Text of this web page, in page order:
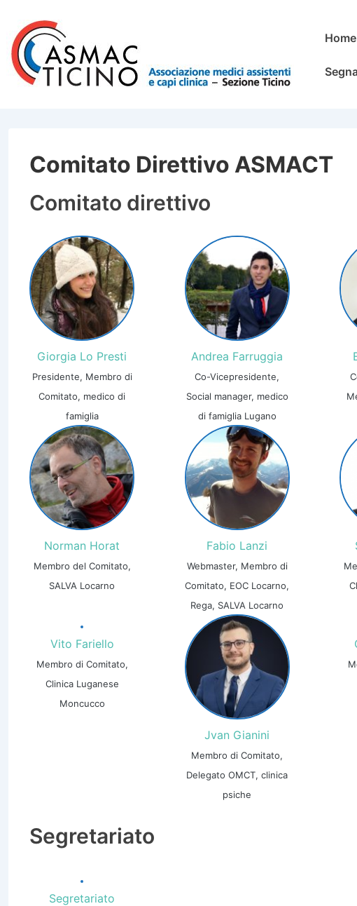
contenuto
principale
MenuHome
Comitato Direttivo ASMACT
Comitato direttivo
Giorgia Lo Presti
Presidente, Membro di
Comitato, medico di
famiglia
Andrea Farruggia
Co-Vicepresidente,
Social manager, medico
di famiglia Lugano
Norman Horat
Membro del Comitato,
SALVA Locarno
Fabio Lanzi
Webmaster, Membro di
Comitato, EOC Locarno,
Rega, SALVA Locarno
Vito Fariello
Membro di Comitato,
Clinica Luganese
Moncucco
Jvan Gianini
Membro di Comitato,
Delegato OMCT, clinica
psiche
Segretariato
Segretariato